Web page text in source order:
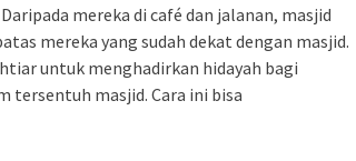
mereka di café dan jalanan, masjid
mereka yang sudah dekat dengan masjid.
untuk menghadirkan hidayah bagi
tersentuh masjid. Cara ini bisa